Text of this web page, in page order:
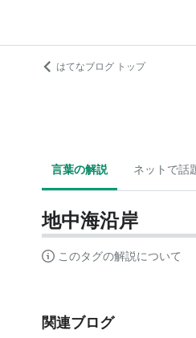
はてなブログ トップ
言葉の解説 ネットで話
地中海沿岸
このタグの解説について
関連ブログ